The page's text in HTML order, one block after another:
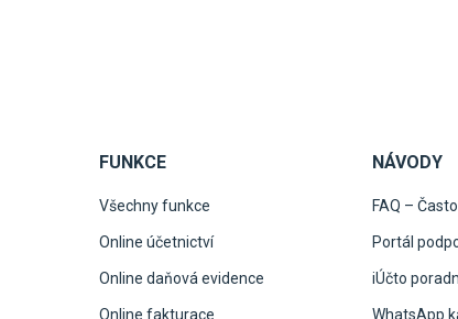
FUNKCE
Všechny funkce
Online účetnictví
Online daňová evidence
Online fakturace
NÁVODY
FAQ –
Portál
iÚčto
WhatsApp